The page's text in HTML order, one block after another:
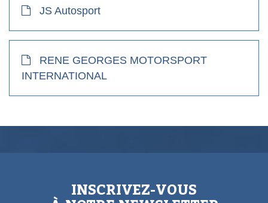
JS Autosport
RENE GEORGES MOTORSPORT
INTERNATIONAL
INSCRIVEZ-VOUS